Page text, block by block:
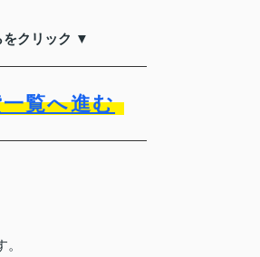
をクリック ▼
覧へ進む